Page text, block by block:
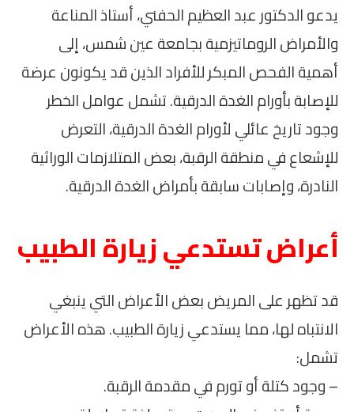
يدعو الدكتور عبد العظيم الحفني، أستاذ المناعة
والأمراض الروماتيزمية بجامعة عين شمس، إلى
أهمية الفحص المبكر للأفراد الذين قد يكونون عرضة
للإصابة بأورام الغدة الدرقية. تشمل عوامل الخطر
وجود تاريخ عائلي لأورام الغدة الدرقية، التعرض
للإشعاع في منطقة الرقبة، بعض المتلازمات الوراثية
النادرة، وإصابات سابقة بأمراض الغدة الدرقية.
أعراض تستدعي زيارة الطبيب
قد تظهر على المريض بعض الأعراض التي ينبغي
الانتباه لها، مما يستدعي زيارة الطبيب. هذه الأعراض
تشمل:
– وجود كتلة أو تورم في مقدمة الرقبة.